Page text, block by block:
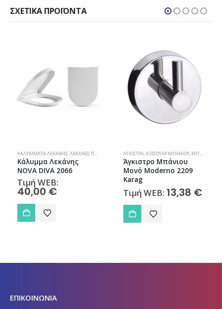
ΣΧΕΤΙΚΆ ΠΡΟΪΌΝΤΑ
ΚΑΛΎΜΜΑΤΑ ΛΕΚΆΝΗΣ,ΛΕΚΆΝΕΣ ΠΟΡΣΕΛΆΝΗΣ ΜΠΆΝΙΟ
Κάλυμμα Λεκάνης
NOVA DIVA 2066
Τιμή WEB:
40,00 €
ΆΓΚΙΣΤΡΑ,ΑΞΕΣΟΥΆΡ ΜΠΆΝΙΟΥ, ΜΠΆΝΙΟ
Άγκιστρο Μπάνιου
Μονό Moderno 2209
Karag
Τιμή WEB: 13,38 €
ΕΠΙΚΟΙΝΩΝΙΑ